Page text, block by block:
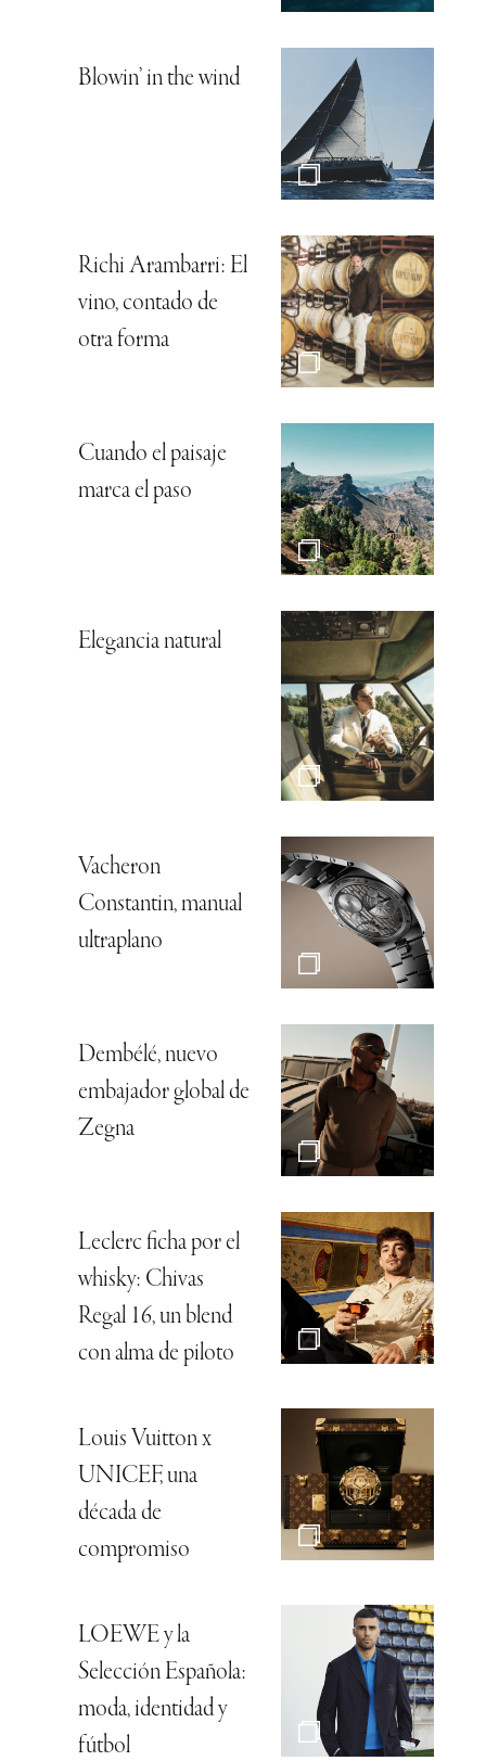
Blowin’ in the wind
Richi Arambarri: El
vino, contado de
otra forma
Cuando el paisaje
marca el paso
Elegancia natural
Vacheron
Constantin, manual
ultraplano
Dembélé, nuevo
embajador global de
Zegna
Leclerc ficha por el
whisky: Chivas
Regal 16, un blend
con alma de piloto
Louis Vuitton x
UNICEF, una
década de
compromiso
LOEWE y la
Selección Española:
moda, identidad y
fútbol